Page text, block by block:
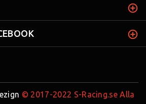
© 2017-2022 S-Racing.se Alla